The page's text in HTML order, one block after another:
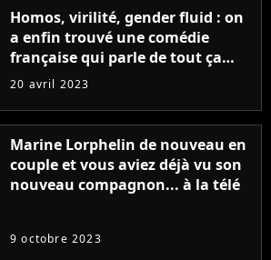
Homos, virilité, gender fluid : on
a enfin trouvé une comédie
française qui parle de tout ça
sans être super ringarde
20 avril 2023
Marine Lorphelin de nouveau en
couple et vous aviez déjà vu son
nouveau compagnon... à la télé
9 octobre 2023